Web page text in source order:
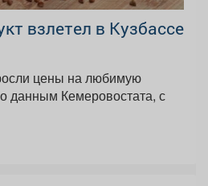
взлетел в Кузбассе
цены на любимую